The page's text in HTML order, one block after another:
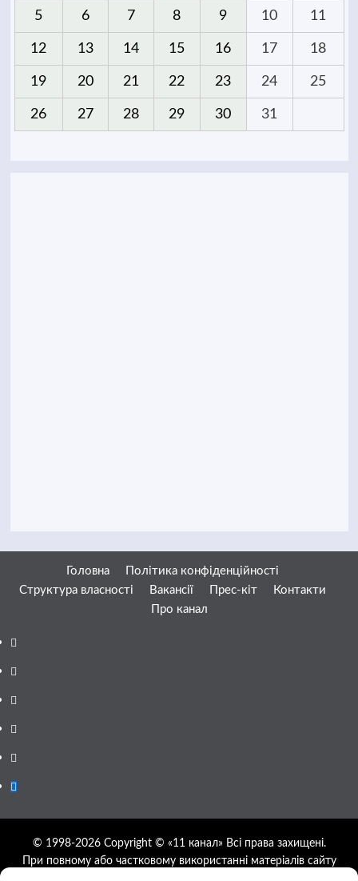
5 6 7 8 9 10 11
12 13 14 15 16 17 18
19 20 21 22 23 24 25
26 27 28 29 30 31
Головна
Політика конфіденційності
Структура власності
Вакансії Прес-кіт
Контакти
Про канал
Facebook
YouTube
Telegram
Instagram
Twitter
Google
© 1998-2026 Copyright © «11 канал» Всі права захищені.
При повному або частковому використанні матеріалів сайту